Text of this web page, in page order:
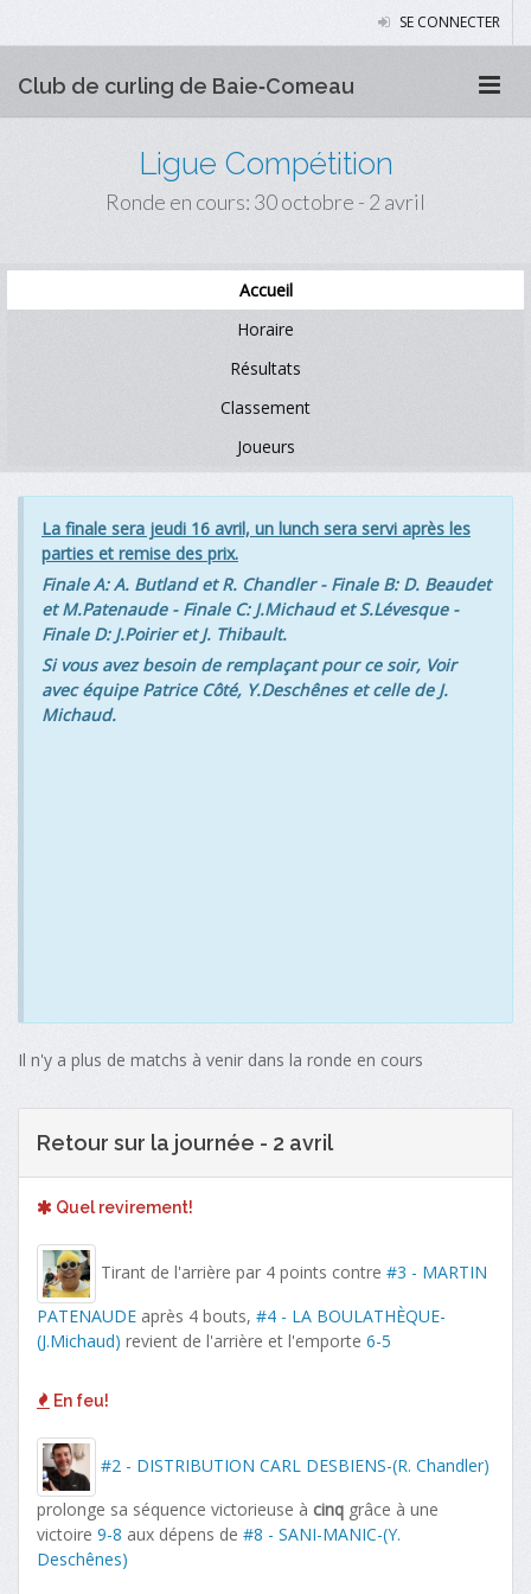
SE CONNECTER
Club de curling de Baie‑Comeau
Ligue Compétition
Ronde en cours: 30 octobre - 2 avril
Accueil
Horaire
Résultats
Classement
Joueurs
La finale sera jeudi 16 avril, un lunch sera servi après les
parties et remise des prix.
Finale A: A. Butland et R. Chandler - Finale B: D. Beaudet
et M.Patenaude - Finale C: J.Michaud et S.Lévesque -
Finale D: J.Poirier et J. Thibault.
Si vous avez besoin de remplaçant pour ce soir, Voir
avec équipe Patrice Côté, Y.Deschênes et celle de J.
Michaud.
Il n'y a plus de matchs à venir dans la ronde en cours
Retour sur la journée - 2 avril
Quel revirement!
Tirant de l'arrière par 4 points contre #3 - MARTIN
PATENAUDE après 4 bouts, #4 - LA BOULATHÈQUE-
(J.Michaud) revient de l'arrière et l'emporte 6-5
En feu!
#2 - DISTRIBUTION CARL DESBIENS-(R. Chandler)
prolonge sa séquence victorieuse à cinq grâce à une
victoire 9-8 aux dépens de #8 - SANI-MANIC-(Y.
Deschênes)